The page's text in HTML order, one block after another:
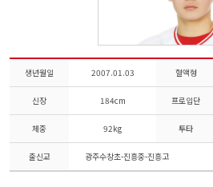
생년월일 2007.01.03 혈액형
신장 184cm 프로입단
체중 92kg 투타
출신교 광주수창초-진흥중-진흥고